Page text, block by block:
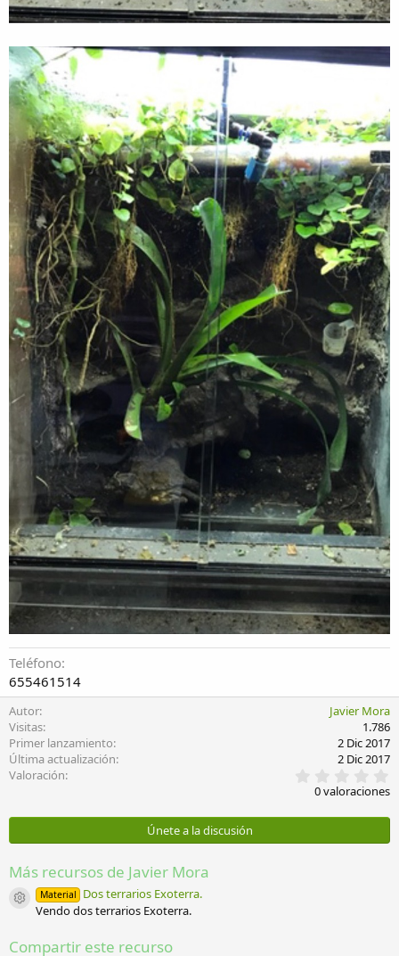
Teléfono
655461514
Autor
Javier Mora
Visitas
1.786
Primer lanzamiento
2 Dic 2017
Última actualización
2 Dic 2017
Valoración
,
0
s
0 valoraciones
Únete a la discusión
Más recursos de Javier Mora
Icono del recurso
Material
Dos terrarios Exoterra.
Vendo dos terrarios Exoterra.
Compartir este recurso